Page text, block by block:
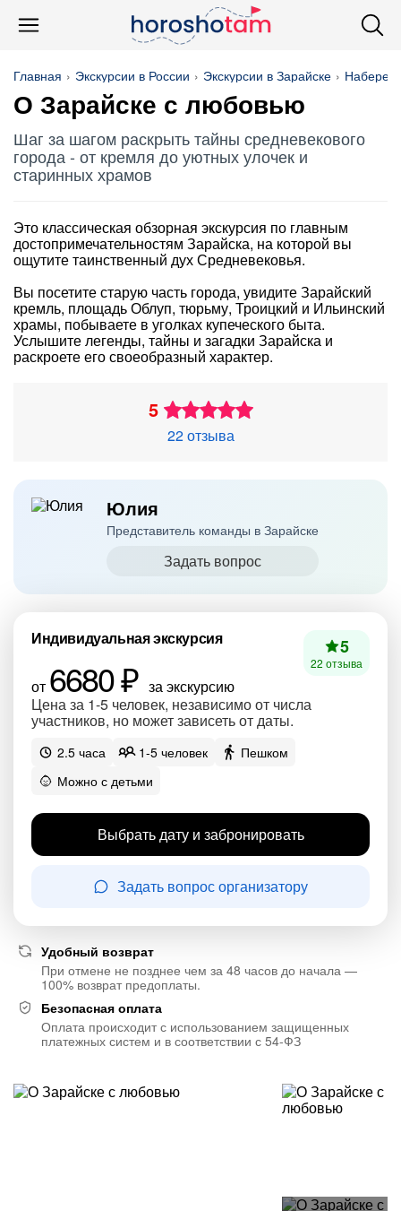
Главная Экскурсии в России Экскурсии в Зарайске
О Зарайске с любовью
Шаг за шагом раскрыть тайны средневекового
города - от кремля до уютных улочек и
старинных храмов
Это классическая обзорная экскурсия по главным
достопримечательностям Зарайска, на которой вы
ощутите таинственный дух Средневековья.
Вы посетите старую часть города, увидите Зарайский
кремль, площадь Облуп, тюрьму, Троицкий и Ильинский
храмы, побываете в уголках купеческого быта.
Услышите легенды, тайны и загадки Зарайска и
раскроете его своеобразный характер.
5
22 отзыва
Юлия
Представитель команды в Зарайске
Задать вопрос
Индивидуальная экскурсия
от 6680 ₽ за экскурсию
Цена за 1-5 человек, независимо от числа
участников, но может зависеть от даты.
5
22 отзыва
2.5 часа 1-5 человек
Пешком
Можно с детьми
Выбрать дату и забронировать
Задать вопрос организатору
Удобный возврат
При отмене не позднее чем за 48 часов до начала —
100% возврат предоплаты.
Безопасная оплата
Оплата происходит с использованием защищенных
платежных систем и в соответствии с 54-ФЗ